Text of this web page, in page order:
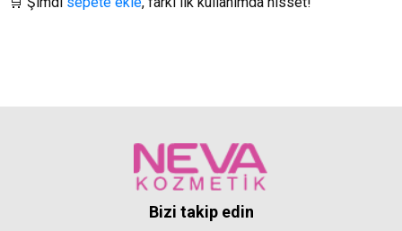
Bizi takip edin